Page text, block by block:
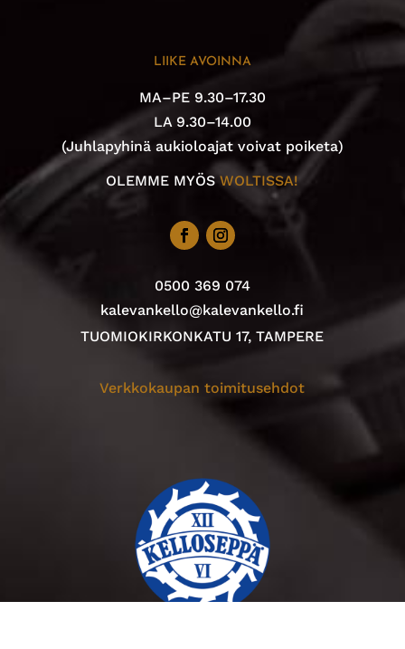
LIIKE AVOINNA
MA–PE 9.30–17.30
LA 9.30–14.00
(Juhlapyhinä aukioloajat voivat poiketa)
OLEMME MYÖSWOLTISSA!
0500 369 074
kalevankello@kalevankello.fi
TUOMIOKIRKONKATU 17, TAMPERE
Verkkokaupan toimitusehdot